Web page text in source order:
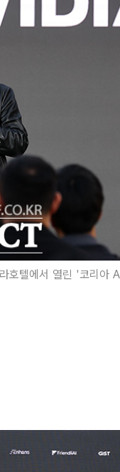
호텔에서 열린 '코리아